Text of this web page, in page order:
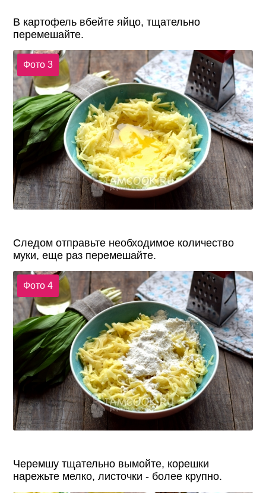
В картофель вбейте яйцо, тщательно
перемешайте.
Фото 3
Следом отправьте необходимое количество
муки, еще раз перемешайте.
Фото 4
Черемшу тщательно вымойте, корешки
нарежьте мелко, листочки - более крупно.